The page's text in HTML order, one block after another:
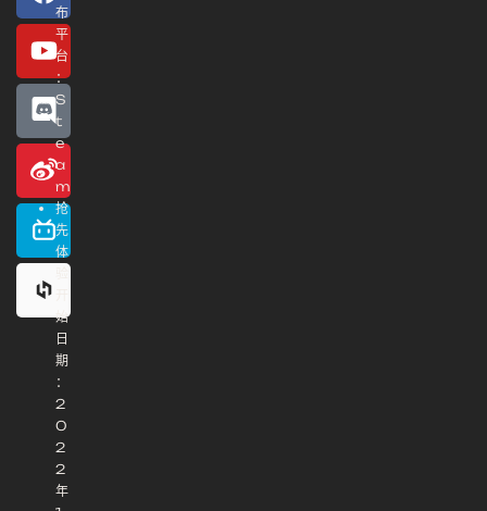
布
平
台
：
S
t
e
a
m
抢
先
体
始
日
期
：
2
0
2
2
年